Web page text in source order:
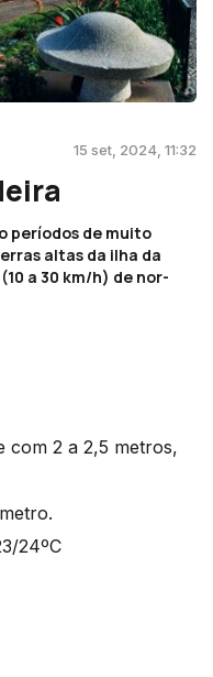
15 set, 2024, 11:32
períodos de muito
altas da ilha da
a 30 km/h) de nor-
com 2 a 2,5 metros,
24ºC